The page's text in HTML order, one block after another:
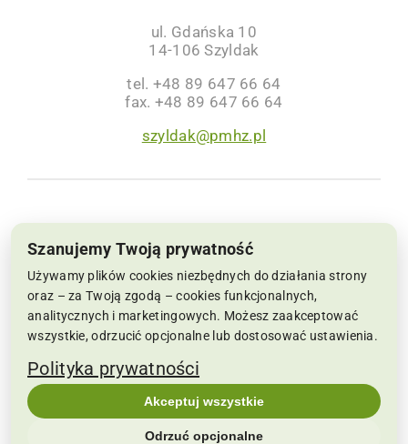
ul. Gdańska 10
14-106 Szyldak
tel. +48 89 647 66 64
fax. +48 89 647 66 64
szyldak@pmhz.pl
NIP: 6691002564, KRS: 0000063659 | Sąd
Rejonowy w Koszalinie IX Wydział Krajowego
Rejestru Sądowego Kapitał Zakładowy:
22.286.500 zł
zastrzeżone | Realizacja:SPIRRAVISION|
POLITYKA PRYWATNOŚCI|Zmień ustawienia
Szanujemy Twoją prywatność
Używamy plików cookies niezbędnych do działania strony
oraz – za Twoją zgodą – cookies funkcjonalnych,
analitycznych i marketingowych. Możesz zaakceptować
wszystkie, odrzucić opcjonalne lub dostosować ustawienia.
Polityka prywatności
Akceptuj wszystkie
Odrzuć opcjonalne